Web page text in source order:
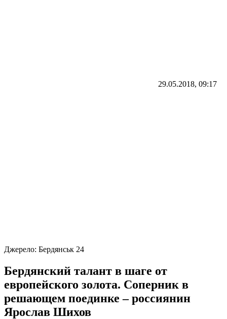
29.05.2018, 09:17
Джерело: Бердянськ 24
Бердянский талант в шаге от
европейского золота. Соперник в
решающем поединке – россиянин
Ярослав Шихов